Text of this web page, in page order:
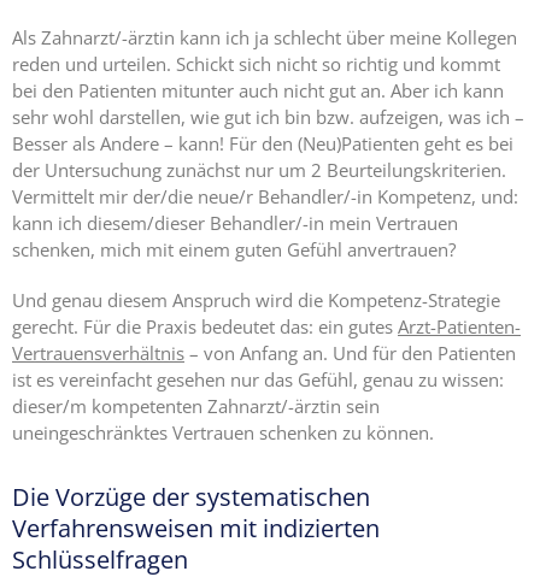
Als Zahnarzt/-ärztin kann ich ja schlecht über meine Kollegen
reden und urteilen. Schickt sich nicht so richtig und kommt
bei den Patienten mitunter auch nicht gut an. Aber ich kann
sehr wohl darstellen, wie gut ich bin bzw. aufzeigen, was ich –
Besser als Andere – kann! Für den (Neu)Patienten geht es bei
der Untersuchung zunächst nur um 2 Beurteilungskriterien.
Vermittelt mir der/die neue/r Behandler/-in Kompetenz, und:
kann ich diesem/dieser Behandler/-in mein Vertrauen
schenken, mich mit einem guten Gefühl anvertrauen?
Und genau diesem Anspruch wird die Kompetenz-Strategie
gerecht. Für die Praxis bedeutet das: ein gutes Arzt-Patienten-
Vertrauensverhältnis – von Anfang an. Und für den Patienten
ist es vereinfacht gesehen nur das Gefühl, genau zu wissen:
dieser/m kompetenten Zahnarzt/-ärztin sein
uneingeschränktes Vertrauen schenken zu können.
Die Vorzüge der systematischen
Verfahrensweisen mit indizierten
Schlüsselfragen